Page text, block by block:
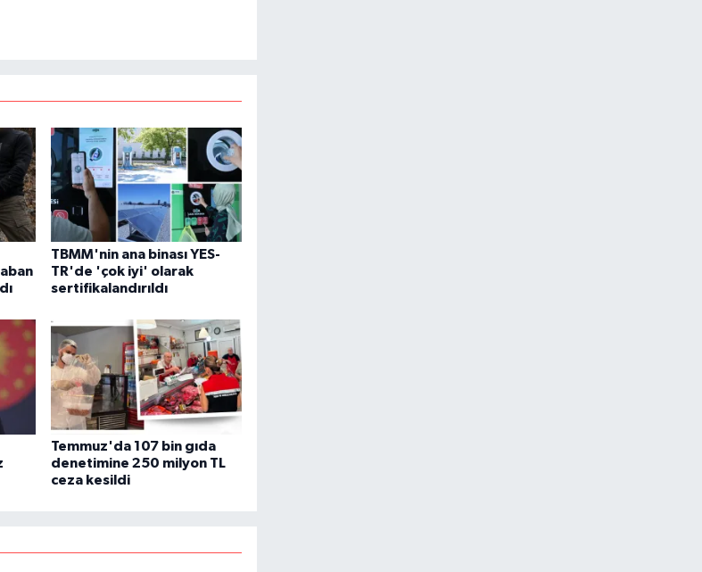
TBMM'nin ana binası YES-
TR'de 'çok iyi' olarak
sertifikalandırıldı
Temmuz'da 107 bin gıda
denetimine 250 milyon TL
ceza kesildi